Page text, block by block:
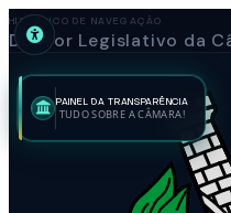
HISTÓRICO DE NAVEGAÇÃO
Diretor Legislativo da
PAINEL DA TRANSPARÊNCIA
TUDO SOBRE A CÂMARA!